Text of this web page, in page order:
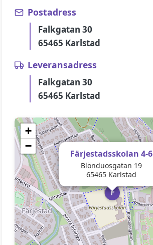
Postadress
Falkgatan 30
65465 Karlstad
Leveransadress
Falkgatan 30
65465 Karlstad
F
Färjestadsskolan 4-6
Blönduosgatan 19
65465 Karlstad
+
−